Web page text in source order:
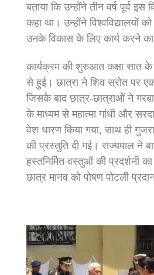
बताया कि उन्होंने तीन वर्ष पूर्व इस
कहा था। उन्होंने विश्वविद्यालयों
उनके विकास के लिए कार्य करने का
कार्यक्रम की शुरुआत कक्षा सात के
से हुई। छात्रा ने शिव स्रोत पर
जिसके बाद छात्र-छात्राओं ने
के माध्यम से महात्मा गांधी और
वेश धारण किया गया, साथ ही
की प्रस्तुति दी गई। राज्यपाल ने
हस्तनिर्मित वस्तुओं की प्रदर्शनी
छात्र मानव को पोषण पोटली